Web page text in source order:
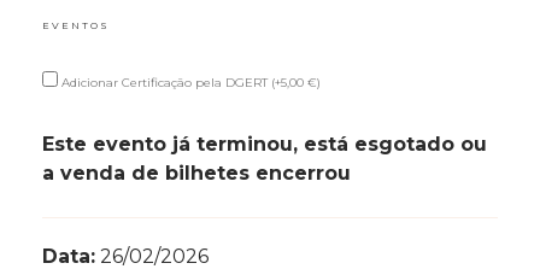
EVENTOS
Adicionar Certificação pela DGERT (+5,00 €)
Este evento já terminou, está esgotado ou
a venda de bilhetes encerrou
Data: 26/02/2026